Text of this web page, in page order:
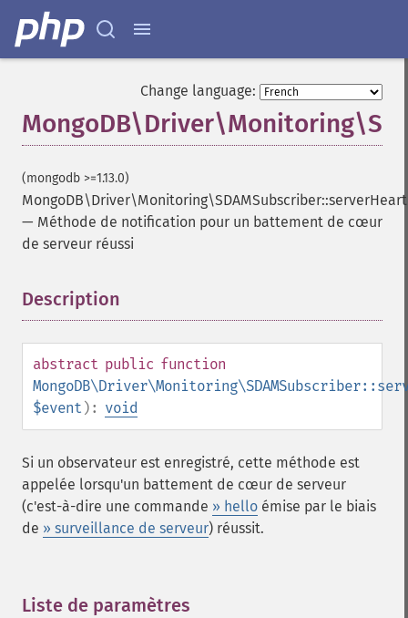
Change language:
(mongodb >=1.13.0)
— Méthode de notification pour un battement de cœur
de serveur réussi
Description
abstract public function
$event ): void
Si un observateur est enregistré, cette méthode est
appelée lorsqu'un battement de cœur de serveur
(c'est-à-dire une commande » hello émise par le biais
de » surveillance de serveur) réussit.
Liste de paramètres